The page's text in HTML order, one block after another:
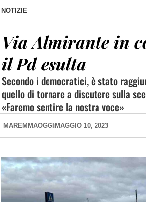
NOTIZIE
Via Almirante in
il Pd esulta
Secondo i democratici, è stato
quello di tornare a discutere sulla
«Faremo sentire la nostra voce»
MAREMMAOGGI MAGGIO 10, 2023